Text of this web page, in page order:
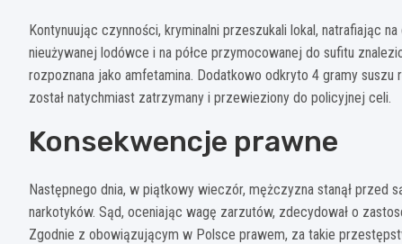
Kontynuując czynności, kryminalni przeszukali lokal, natrafiając
nieużywanej lodówce i na półce przymocowanej do sufitu
rozpoznana jako amfetamina. Dodatkowo odkryto 4 gramy
został natychmiast zatrzymany i przewieziony do policyjnej celi.
Konsekwencje prawne
Następnego dnia, w piątkowy wieczór, mężczyzna stanął przed
narkotyków. Sąd, oceniając wagę zarzutów, zdecydował o
Zgodnie z obowiązującym w Polsce prawem, za takie